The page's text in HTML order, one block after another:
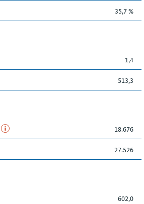
35,7 %
1,4
513,3
18.676
27.526
602,0